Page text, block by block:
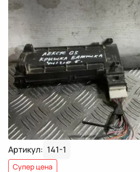
Артикул: 141-1
Супер цена